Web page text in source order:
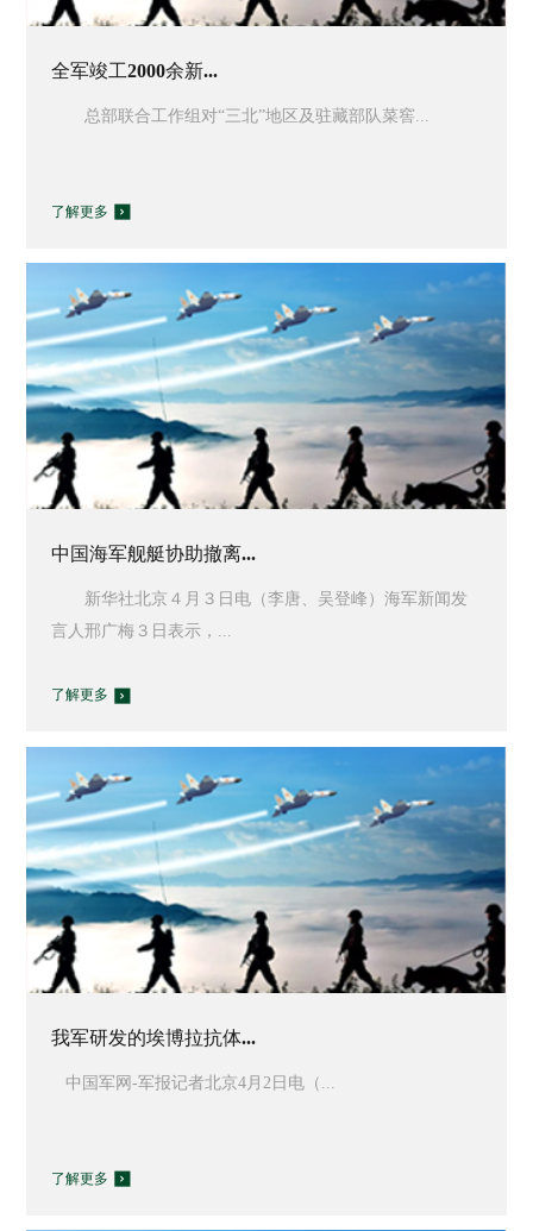
全军竣工2000余新...
总部联合工作组对“三北”地区及驻藏部队菜窖...
了解更多
中国海军舰艇协助撤离...
新华社北京４月３日电（李唐、吴登峰）海军新闻发
言人邢广梅３日表示，...
了解更多
我军研发的埃博拉抗体...
中国军网-军报记者北京4月2日电（...
了解更多